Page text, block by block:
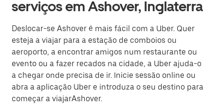
serviços em Ashover, Inglaterra
Deslocar-se Ashover é mais fácil com a Uber. Quer
esteja a viajar para a estação de comboios ou
aeroporto, a encontrar amigos num restaurante ou
evento ou a fazer recados na cidade, a Uber ajuda-o
a chegar onde precisa de ir. Inicie sessão online ou
abra a aplicação Uber e introduza o seu destino para
começar a viajarAshover.